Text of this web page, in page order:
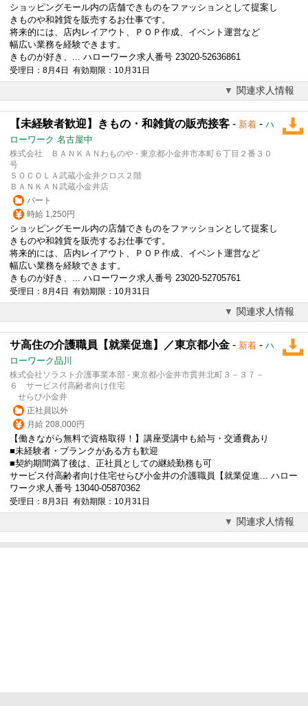
ショッピングモール内の店舗できものをファッションとして提案し
きものや和雑貨を販売するお仕事です。
将来的には、店内レイアウト、ＰＯＰ作成、イベント運営など
幅広い業務を経験できます。
きものが好き、... ハローワーク求人番号 23020-52636861
受理日：8月4日 有効期限：10月31日
関連求人情報
【未経験者歓迎】きもの・和雑貨の販売接客 - 新着 - ハ
ローワーク 名古屋中
株式会社 ＢＡＮＫＡＮわものや - 東京都小金井市本町６丁目２番３０
号
ＳＯＣＯＬＡ武蔵小金井クロス２階
ＢＡＮＫＡＮ武蔵小金井店
パート
時給 1,250円
ショッピングモール内の店舗できものをファッションとして提案し
きものや和雑貨を販売するお仕事です。
将来的には、店内レイアウト、ＰＯＰ作成、イベント運営など
幅広い業務を経験できます。
きものが好き、... ハローワーク求人番号 23020-52705761
受理日：8月4日 有効期限：10月31日
関連求人情報
サ高住の介護職員【就業促進】／東京都小金 - 新着 - ハ
ローワーク品川
株式会社ソラスト介護事業本部 - 東京都小金井市貫井北町３－３７－
６ サービス付高齢者向け住宅
せらび小金井
正社員以外
月給 208,000円
【働きながら無料で資格取得！】講座受講中も給与・交通費あり
■未経験者・ブランクがある方も歓迎
■契約期間満了後は、正社員としての継続勤務も可
サービス付高齢者向け住宅せらび小金井の介護職員【就業促進... ハロー
ワーク求人番号 13040-05870362
受理日：8月3日 有効期限：10月31日
関連求人情報